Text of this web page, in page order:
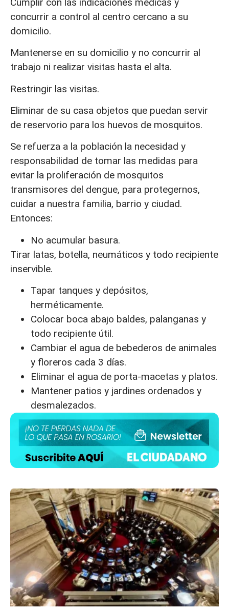
concurrir a control al centro cercano a su
domicilio.
Mantenerse en su domicilio y no concurrir al
trabajo ni realizar visitas hasta el alta.
Restringir las visitas.
Eliminar de su casa objetos que puedan servir
de reservorio para los huevos de mosquitos.
Se refuerza a la población la necesidad y
responsabilidad de tomar las medidas para
evitar la proliferación de mosquitos
transmisores del dengue, para protegernos,
cuidar a nuestra familia, barrio y ciudad.
Entonces:
No acumular basura.
Tirar latas, botella, neumáticos y todo recipiente
inservible.
Tapar tanques y depósitos,
herméticamente.
Colocar boca abajo baldes, palanganas y
todo recipiente útil.
Cambiar el agua de bebederos de animales
y floreros cada 3 días.
Eliminar el agua de porta-macetas y platos.
Mantener patios y jardines ordenados y
desmalezados.